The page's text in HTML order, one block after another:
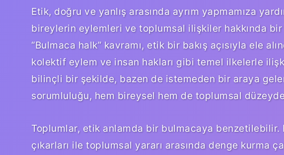
Etik, doğru ve yanlış arasında ayrım yapmamıza
bireylerin eylemleri ve toplumsal ilişkiler hakkında bir
“Bulmaca halk” kavramı, etik bir bakış açısıyla ele
kolektif eylem ve insan hakları gibi temel ilkelerle
bilinçli bir şekilde, bazen de istemeden bir araya
sorumluluğu, hem bireysel hem de toplumsal
Toplumlar, etik anlamda bir bulmacaya
çıkarları ile toplumsal yararı arasında denge kurma